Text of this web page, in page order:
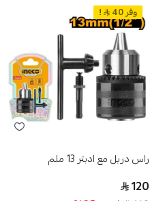
وفر 40 !
راس دريل مع ادبتر 13 ملم
120